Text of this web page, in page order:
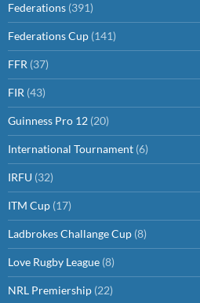
Federations (391)
Federations Cup (141)
FFR (37)
FIR (43)
Guinness Pro 12 (20)
International Tournament (6)
IRFU (32)
ITM Cup (17)
Ladbrokes Challange Cup (8)
Love Rugby League (8)
NRL Premiership (22)